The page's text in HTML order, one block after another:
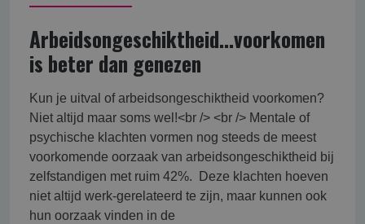
Arbeidsongeschiktheid...voorkomen
is beter dan genezen
Kun je uitval of arbeidsongeschiktheid voorkomen?
Niet altijd maar soms wel!<br /> <br /> Mentale of
psychische klachten vormen nog steeds de meest
voorkomende oorzaak van arbeidsongeschiktheid bij
zelfstandigen met ruim 42%. Deze klachten hoeven
niet altijd werk-gerelateerd te zijn, maar kunnen ook
hun oorzaak vinden in de